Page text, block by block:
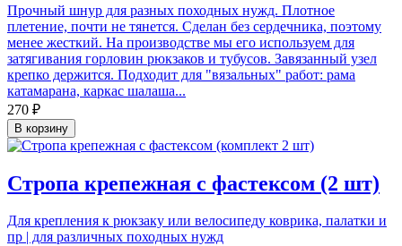
Прочный шнур для разных походных нужд. Плотное
плетение, почти не тянется. Сделан без сердечника, поэтому
менее жесткий. На производстве мы его используем для
затягивания горловин рюкзаков и тубусов. Завязанный узел
крепко держится. Подходит для "вязальных" работ: рама
катамарана, каркас шалаша...
270 ₽
В корзину
Стропа крепежная с фастексом (2 шт)
Для крепления к рюкзаку или велосипеду коврика, палатки и
пр | для различных походных нужд